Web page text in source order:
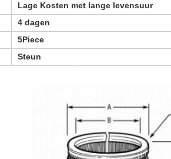
Lage Kosten met lange levensuur
4 dagen
5Piece
Steun